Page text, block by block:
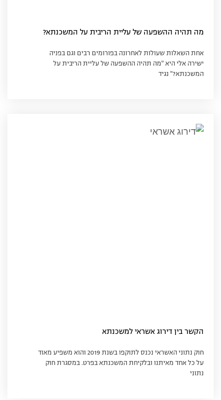
מה תהיה ההשפעה של עליית הריבית על המשכנתא?
אחת השאלות שעולות לאחרונה בפורומים רבים וגם בפניה
ישירה אלי היא "מה תהיה ההשפעה של עליית הריבית על
המשכנתא?" נגיד
הקשר בין דירוג אשראי למשכנתא
חוק נתוני האשראי נכנס לתוקפו בשנת 2019 והוא משפיע מאוד
על כל אחד מאיתנו ובלקיחת המשכנתא בפרט. במסגרת חוק
נתוני